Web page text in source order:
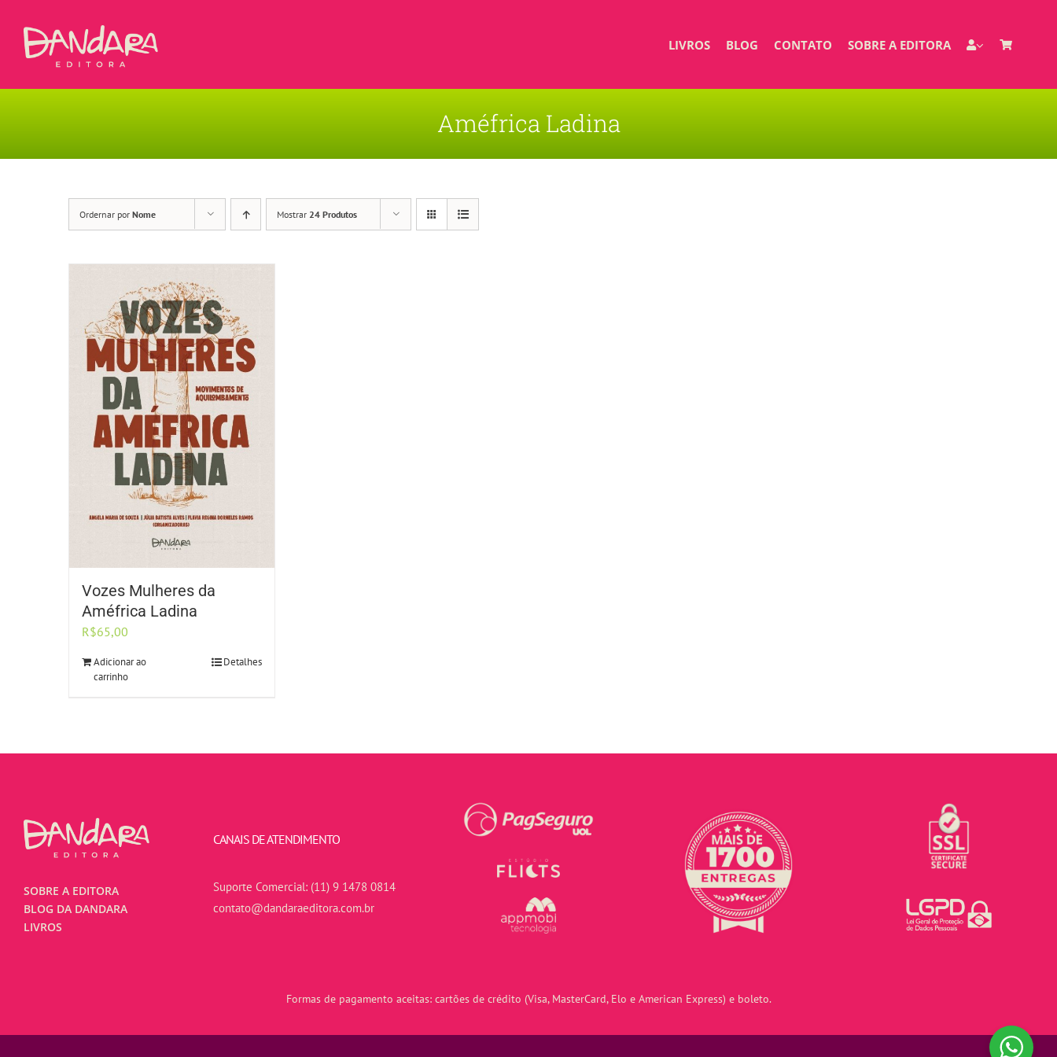
LIVROS BLOG CONTATO SOBRE A EDITORA
Améfrica Ladina
Ordernar por Nome Mostrar 24 Produtos
Vozes Mulheres da
Améfrica Ladina
R$65,00
Adicionar ao
carrinho
Detalhes
SOBRE A EDITORA
BLOG DA DANDARA
LIVROS
CANAIS DE ATENDIMENTO
Suporte Comercial: (11) 9 1478 0814
contato@dandaraeditora.com.br
Formas de pagamento aceitas: cartões de crédito (Visa, MasterCard, Elo e American Express) e boleto.